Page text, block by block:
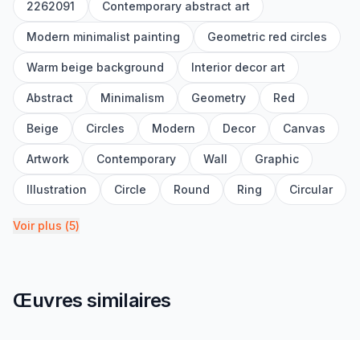
2262091 Contemporary abstract art
Modern minimalist painting Geometric red circles
Warm beige background Interior decor art
Abstract Minimalism Geometry Red
Beige Circles Modern Decor Canvas
Artwork Contemporary Wall Graphic
Illustration Circle Round Ring Circular
Voir plus (5)
Œuvres similaires